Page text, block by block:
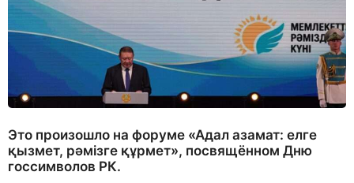
Это произошло на форуме «Адал азамат: елге
қызмет, рәмізге құрмет», посвящённом Дню
госсимволов РК.